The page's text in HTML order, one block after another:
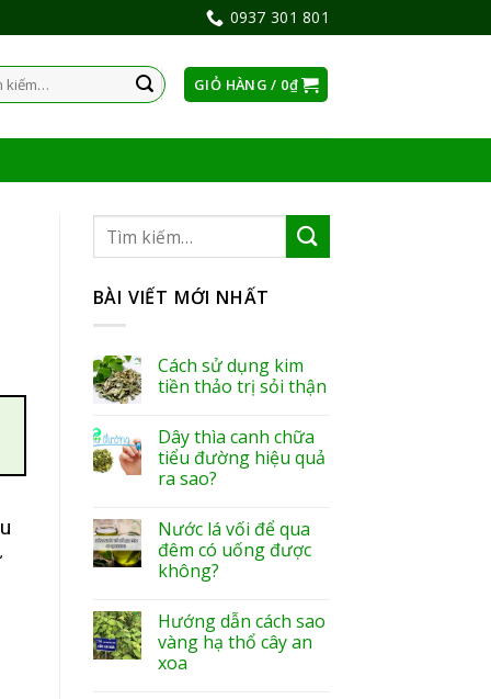
0937 301 801
GIỎ HÀNG / 0₫
BÀI VIẾT MỚI NHẤT
Cách sử dụng kim
tiền thảo trị sỏi thận
Dây thìa canh chữa
tiểu đường hiệu quả
ra sao?
Nước lá vối để qua
đêm có uống được
không?
Hướng dẫn cách sao
vàng hạ thổ cây an
xoa